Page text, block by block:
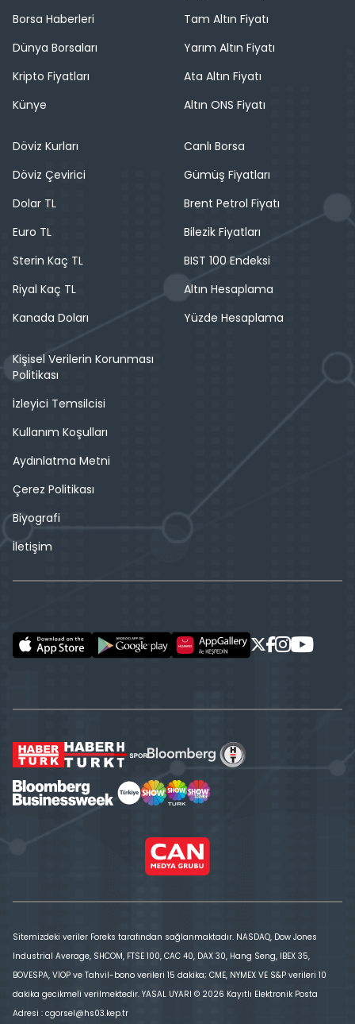
Borsa Haberleri
Dünya Borsaları
Kripto Fiyatları
Künye
Tam Altın Fiyatı
Yarım Altın Fiyatı
Ata Altın Fiyatı
Altın ONS Fiyatı
Döviz Kurları
Döviz Çevirici
Dolar TL
Euro TL
Sterin Kaç TL
Riyal Kaç TL
Kanada Doları
Canlı Borsa
Gümüş Fiyatları
Brent Petrol Fiyatı
Bilezik Fiyatları
BIST 100 Endeksi
Altın Hesaplama
Yüzde Hesaplama
Kişisel Verilerin Korunması
Politikası
İzleyici Temsilcisi
Kullanım Koşulları
Aydınlatma Metni
Çerez Politikası
Biyografi
İletişim
Sitemizdeki veriler Foreks tarafından sağlanmaktadır. NASDAQ, Dow Jones
Industrial Average, SHCOM, FTSE 100, CAC 40, DAX 30, Hang Seng, IBEX 35,
BOVESPA, VİOP ve Tahvil-bono verileri 15 dakika; CME, NYMEX VE S&P verileri 10
dakika gecikmeli verilmektedir. YASAL UYARI © 2026 Kayıtlı Elektronik Posta
Adresi : cgorsel@hs03.kep.tr